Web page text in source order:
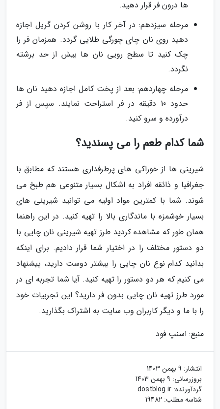
ها درون فر قرار دهید.
مرحله سیزدهم: در آخر کار با روشن کردن گریل اجازه
دهید روی نان چای چورگی طلایی گردد. همزمان فر را
چک کنید تا سطح رویی نان ها بیش از حد برشته
نگردد.
مرحله چهاردهم: بعد از پخت کامل اجازه دهید نان ها
حدود 10 دقیقه در فر استراحت نمایند. سپس از فر
درآورده و سرو کنید.
شما کدام طعم را می پسندید؟
شیرینی ها از خوراکی های پرطرفداری هستند که مطابق با
جغرافیا و ذائقه افراد به اشکال بسیار متنوعی هم طبخ می
شوند. شما با کمترین مواد اولیه می توانید شیرینی های
بسیار خوشمزه با ماندگاری بالا را تهیه کنید. در این راهنما
همان طور که مشاهده کردید طرز تهیه شیرینی نان چایی با
دو دستور مختلف را در اختیار شما قرار دادیم. برای اینکه
بدانید کدام نوع نان چایی را بیشتر دوست دارید، پیشنهاد
می کنیم که هر دو دستور را تهیه کنید. آیا شما تجربه ای در
مورد طرز تهیه نان چایی بدون فر دارید؟ این تجربیات خود
را با ما و دیگر کاربران وب سایت به اشتراک بگذارید.
منبع: اسنپ فود
انتشار: 9 بهمن 1403
بروزرسانی: 9 بهمن 1403
گردآورنده: dostblog.ir
شناسه مطلب: 19482